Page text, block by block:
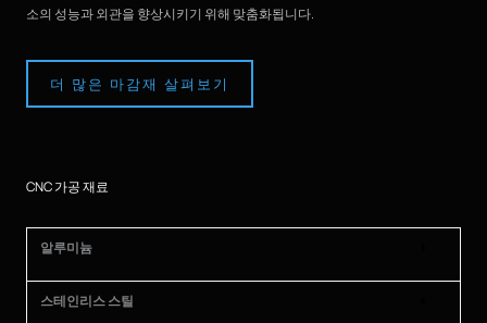
소의 성능과 외관을 향상시키기 위해 맞춤화됩니다.
더 많은 마감재 살펴보기
CNC 가공 재료
알루미늄
스테인리스 스틸